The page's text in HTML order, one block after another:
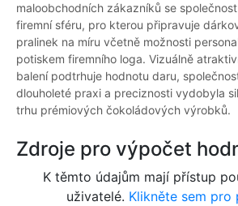
maloobchodních zákazníků se
firemní sféru, pro kterou připravuje
pralinek na míru včetně možnosti
potiskem firemního loga. Vizuálně
balení podtrhuje hodnotu daru,
dlouholeté praxi a preciznosti vydobyla
trhu prémiových čokoládových výrobků.
Zdroje pro výpočet
K těmto údajům mají přístup
uživatelé. Klikněte sem pro